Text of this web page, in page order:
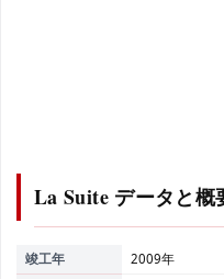
La Suite データと概
竣工年
2009年